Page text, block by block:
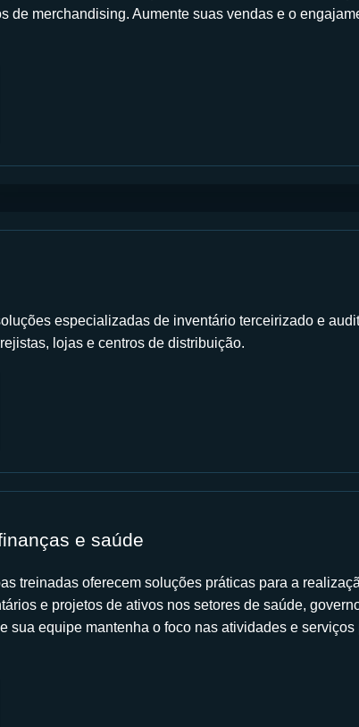
de merchandising. Aumente suas vendas e o
especializadas de inventário terceirizado e
lojas e centros de distribuição.
e saúde
treinadas oferecem soluções práticas para a
e projetos de ativos nos setores de saúde,
sua equipe mantenha o foco nas atividades e serviços